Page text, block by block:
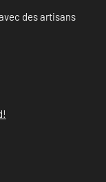
des artisans